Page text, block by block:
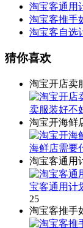
淘宝客通用
淘宝客推手
淘宝客自选
猜你喜欢
淘宝开店卖
卖服装好不
淘宝开海鲜
海鲜店需要
淘宝客通用
宝客通用计
25
淘宝客推手